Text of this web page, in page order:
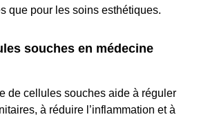
que pour les soins esthétiques.
souches en médecine
de cellules souches aide à réguler
à réduire l’inflammation et à